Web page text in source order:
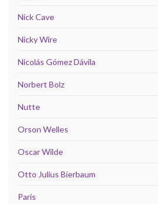
Nick Cave
Nicky Wire
Nicolás Gómez Dávila
Norbert Bolz
Nutte
Orson Welles
Oscar Wilde
Otto Julius Bierbaum
Paris